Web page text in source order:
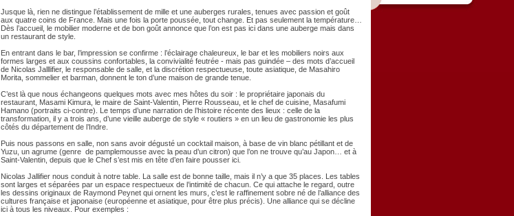
Jusque là, rien ne distingue l’établissement de mille et une auberges rurales, tenues avec passion et goût
aux quatre coins de France. Mais une fois la porte poussée, tout change. Et pas seulement la température…
Dès l’accueil, le mobilier moderne et de bon goût annonce que l’on est pas ici dans une auberge mais dans
un restaurant de style.
En entrant dans le bar, l’impression se confirme : l’éclairage chaleureux, le bar et les mobiliers noirs aux
formes larges et aux coussins confortables, la convivialité feutrée - mais pas guindée – des mots d’accueil
de Nicolas Jalllifier, le responsable de salle, et la discrétion respectueuse, toute asiatique, de Masahiro
Morita, sommelier et barman, donnent le ton d’une maison de grande tenue.
C’est là que nous échangeons quelques mots avec mes hôtes du soir : le propriétaire japonais du
restaurant, Masami Kimura, le maire de Saint-Valentin, Pierre Rousseau, et le chef de cuisine, Masafumi
Hamano (portraits ci-contre). Le temps d’une narration de l’histoire récente des lieux : celle de la
transformation, il y a trois ans, d’une vieille auberge de style « routiers » en un lieu de gastronomie les plus
côtés du département de l’Indre.
Puis nous passons en salle, non sans avoir dégusté un cocktail maison, à base de vin blanc pétillant et de
Yuzu, un agrume (genre de pamplemousse avec la peau d’un citron) que l’on ne trouve qu’au Japon… et à
Saint-Valentin, depuis que le Chef s’est mis en tête d’en faire pousser ici.
Nicolas Jallifier nous conduit à notre table. La salle est de bonne taille, mais il n’y a que 35 places. Les tables
sont larges et séparées par un espace respectueux de l’intimité de chacun. Ce qui attache le regard, outre
les dessins originaux de Raymond Peynet qui ornent les murs, c’est le raffinement sobre né de l’alliance des
cultures française et japonaise (européenne et asiatique, pour être plus précis). Une alliance qui se décline
ici à tous les niveaux. Pour exemples :